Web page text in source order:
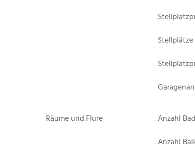
Stellplätze
Räume und Flure Anzahl
Anzahl